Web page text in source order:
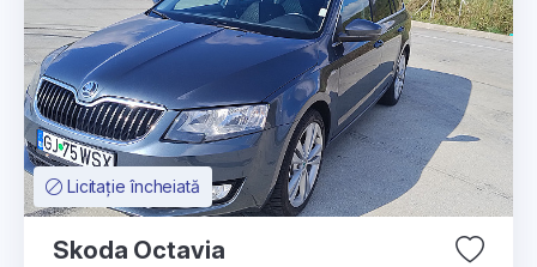
Licitație încheiată
Skoda Octavia